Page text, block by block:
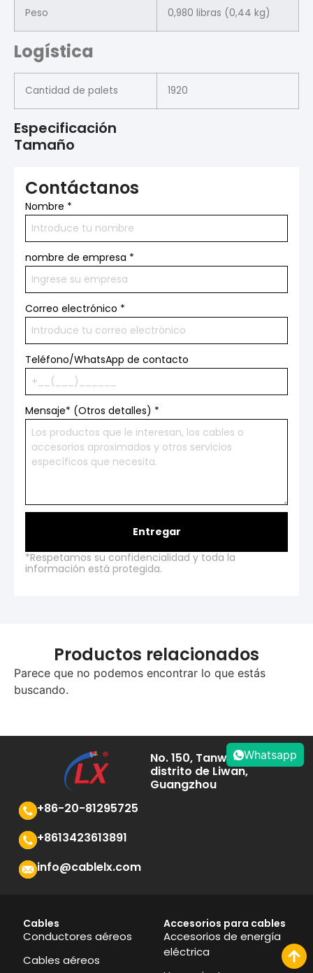
Peso 0,980 libras (0,44 kg)
Logística
Cantidad de palets 1920
Especificación
Tamaño
Contáctanos
Nombre *
nombre de empresa *
Correo electrónico *
Teléfono/WhatsApp de contacto
Mensaje* (Otros detalles) *
Entregar
*Respetamos su confidencialidad y toda la
información está protegida.
Productos relacionados
Parece que no podemos encontrar lo que estás
buscando.
No. 150, Tanwei Road,
distrito de Liwan,
Guangzhou
+86-20-81295725
+8613423613891
info@cablelx.com
Cables
Conductores aéreos
Cables aéreos
Accesorios para cables
Accesorios de energía
eléctrica
Whatsapp